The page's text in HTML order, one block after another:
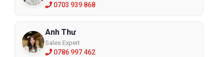
0703 939 868
Anh Thư
Sales Expert
0786 997 462